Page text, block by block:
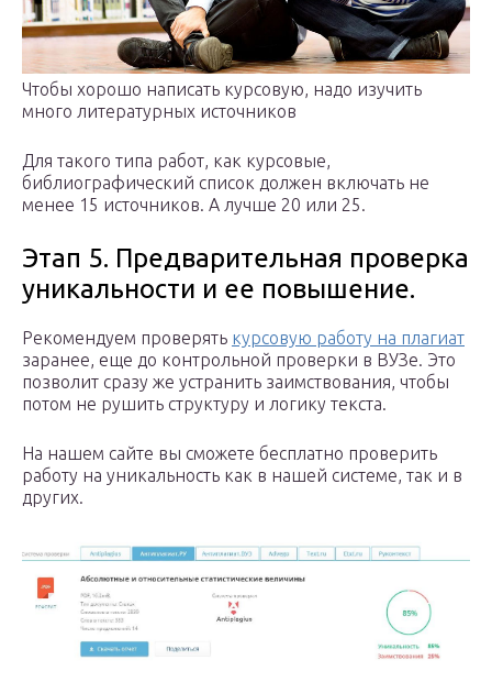
Чтобы хорошо написать курсовую, надо изучить
много литературных источников
Для такого типа работ, как курсовые,
библиографический список должен включать не
менее 15 источников. А лучше 20 или 25.
Этап 5. Предварительная проверка
уникальности и ее повышение.
Рекомендуем проверять курсовую работу на плагиат
заранее, еще до контрольной проверки в ВУЗе. Это
позволит сразу же устранить заимствования, чтобы
потом не рушить структуру и логику текста.
На нашем сайте вы сможете бесплатно проверить
работу на уникальность как в нашей системе, так и в
других.